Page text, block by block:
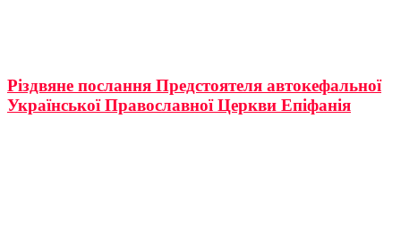
Різдвяне послання Предстоятеля автокефальної
Української Православної Церкви Епіфанія